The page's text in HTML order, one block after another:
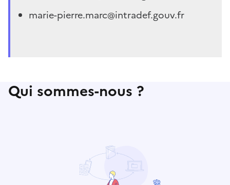
marie-pierre.marc@intradef.gouv.fr
Qui sommes-nous ?